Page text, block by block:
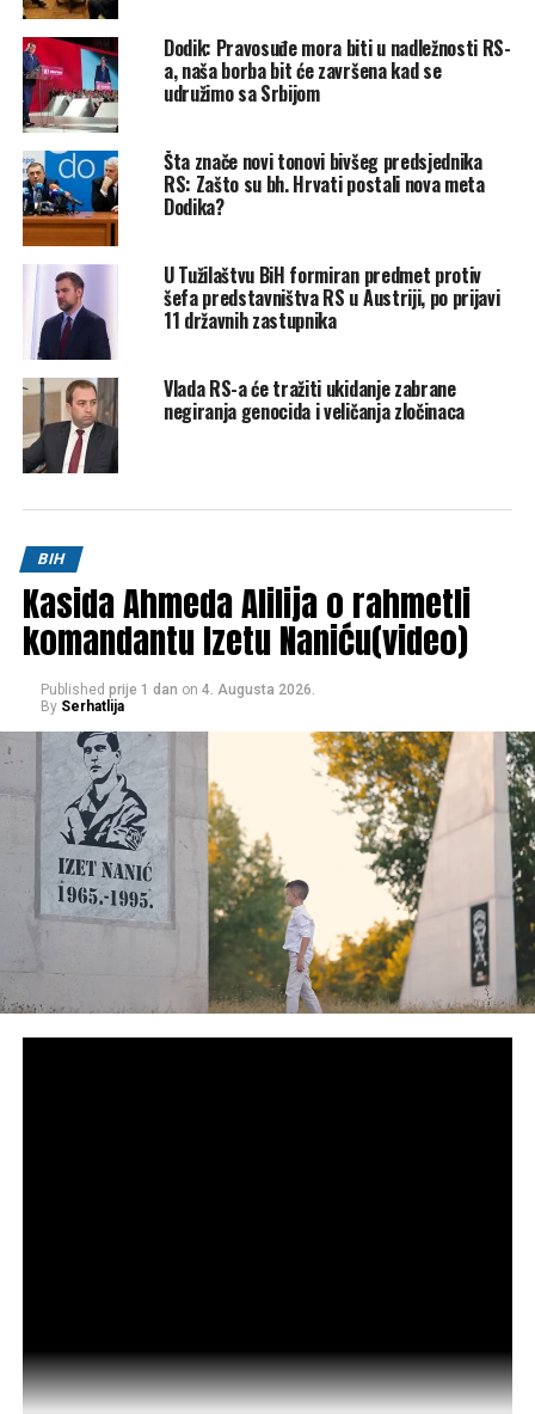
POVEZANE TEME: AKCIJA “TUNEL 2” NENAD NEŠIĆ
VLADA RS
Nikšić: Teže je voditi SDP nego Vladu FBiH, SDA lobira da
ne budem predsjednik stranke
DON'T MISS
Dodik: “Da je Biden ostao bili bi na ivici trećeg svjetskog
rata”
Dodik: Pravosuđe mora biti u nadležnosti RS-
a, naša borba bit će završena kad se
udružimo sa Srbijom
Šta znače novi tonovi bivšeg predsjednika
RS: Zašto su bh. Hrvati postali nova meta
Dodika?
U Tužilaštvu BiH formiran predmet protiv
šefa predstavništva RS u Austriji, po prijavi
11 državnih zastupnika
Vlada RS-a će tražiti ukidanje zabrane
negiranja genocida i veličanja zločinaca
BIH
Kasida Ahmeda Alilija o rahmetli
komandantu Izetu Naniću(video)
Published prije 1 dan on 4. Augusta 2026.
By Serhatlija